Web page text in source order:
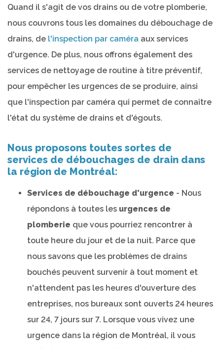
Quand il s'agit de vos drains ou de votre plomberie,
nous couvrons tous les domaines du débouchage de
drains, de l'inspection par caméra aux services
d'urgence. De plus, nous offrons également des
services de nettoyage de routine à titre préventif,
pour empêcher les urgences de se produire, ainsi
que l'inspection par caméra qui permet de connaître
l'état du système de drains et d'égouts.
Nous proposons toutes sortes de
services de débouchages de drain dans
la région de Montréal:
Services de débouchage d'urgence - Nous
répondons à toutes les urgences de
plomberie que vous pourriez rencontrer à
toute heure du jour et de la nuit. Parce que
nous savons que les problèmes de drains
bouchés peuvent survenir à tout moment et
n'attendent pas les heures d'ouverture des
entreprises, nos bureaux sont ouverts 24 heures
sur 24, 7 jours sur 7. Lorsque vous vivez une
urgence dans la région de Montréal, il vous